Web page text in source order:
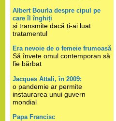
Albert Bourla despre cipul pe
care îl înghiți
și transmite dacă ți-ai luat
tratamentul
Era nevoie de o femeie frumoasă
Să învețe omul contemporan să
fie bărbat
Jacques Attali, în 2009:
o pandemie ar permite
instaurarea unui guvern
mondial
Papa Francisc